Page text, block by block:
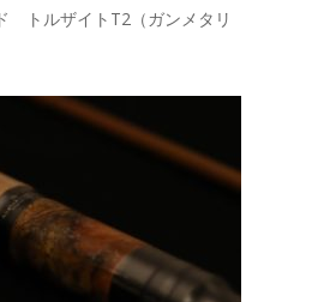
トルザイトT2（ガンメタリ